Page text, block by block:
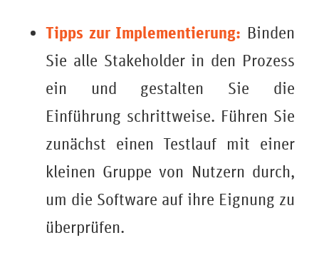
Tipps zur Implementierung: Binden
Sie alle Stakeholder in den Prozess
ein und gestalten Sie die
Einführung schrittweise. Führen Sie
zunächst einen Testlauf mit einer
kleinen Gruppe von Nutzern durch,
um die Software auf ihre Eignung zu
überprüfen.